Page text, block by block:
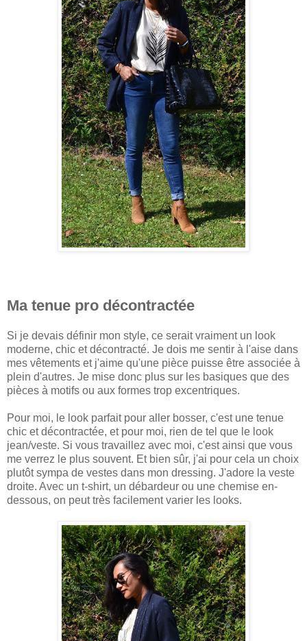
Ma tenue pro décontractée
Si je devais définir mon style, ce serait vraiment un look
moderne, chic et décontracté. Je dois me sentir à l'aise dans
mes vêtements et j'aime qu'une pièce puisse être associée à
plein d'autres. Je mise donc plus sur les basiques que des
pièces à motifs ou aux formes trop excentriques.
Pour moi, le look parfait pour aller bosser, c'est une tenue
chic et décontractée, et pour moi, rien de tel que le look
jean/veste. Si vous travaillez avec moi, c'est ainsi que vous
me verrez le plus souvent. Et bien sûr, j'ai pour cela un choix
plutôt sympa de vestes dans mon dressing. J'adore la veste
droite. Avec un t-shirt, un débardeur ou une chemise en-
dessous, on peut très facilement varier les looks.